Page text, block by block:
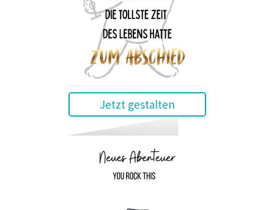
Jetzt gestalten